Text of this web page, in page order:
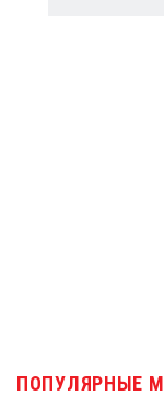
ПОПУЛЯРНЫЕ